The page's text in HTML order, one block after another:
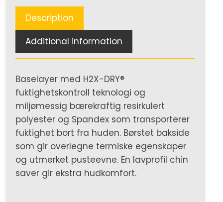
Description
Additional information
Baselayer med H2X-DRY®
fuktighetskontroll teknologi og
miljømessig bærekraftig resirkulert
polyester og Spandex som transporterer
fuktighet bort fra huden. Børstet bakside
som gir overlegne termiske egenskaper
og utmerket pusteevne. En lavprofil chin
saver gir ekstra hudkomfort.